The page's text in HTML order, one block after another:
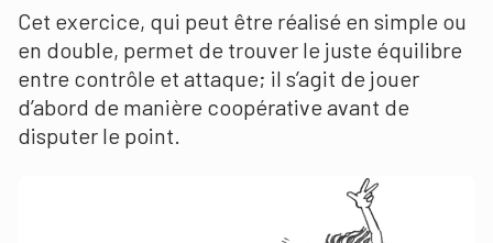
Cet exercice, qui peut être réalisé en simple ou
en double, permet de trouver le juste équilibre
entre contrôle et attaque; il s’agit de jouer
d’abord de manière coopérative avant de
disputer le point.